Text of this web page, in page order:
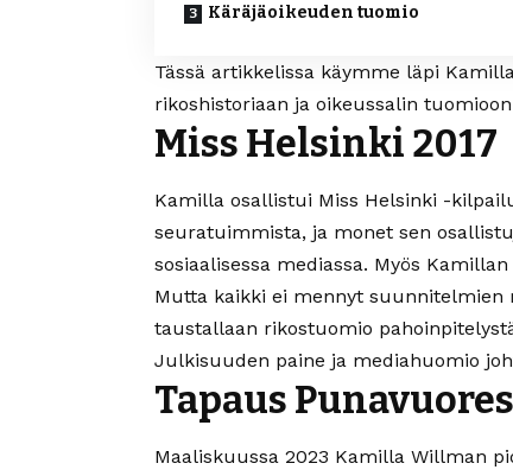
Käräjäoikeuden tuomio
Tässä artikkelissa käymme läpi
rikoshistoriaan ja oikeussalin
Miss Helsinki 2017
Kamilla osallistui Miss Helsinki -
seuratuimmista, ja monet sen
sosiaalisessa mediassa. Myös
Mutta kaikki ei mennyt
taustallaan rikostuomio
Julkisuuden paine ja mediahuomio
Tapaus
Maaliskuussa 2023 Kamilla Willman